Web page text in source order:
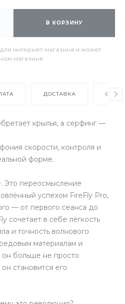
В КОРЗИНУ
интернет-магазина и может
магазине
ДОСТАВКА
крылья, а серфинг —
скорости, контроля и
форме.
Это переосмысление
успехом FireFly Pro,
— от первого сеанса до
сочетает в себе лёгкость
и точность волнового
материалам и
больше не просто
становится его